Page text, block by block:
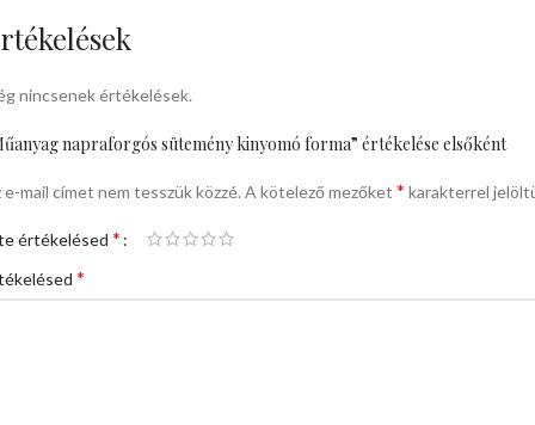
nincsenek értékelések.
napraforgós sütemény kinyomó forma” értékelése elsőként
e-mail címet nem tesszük közzé. A kötelező mezőket * karakterrel
értékelésed *
*